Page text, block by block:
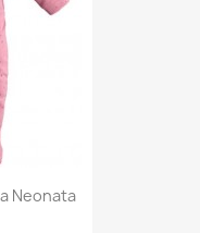
Neonata